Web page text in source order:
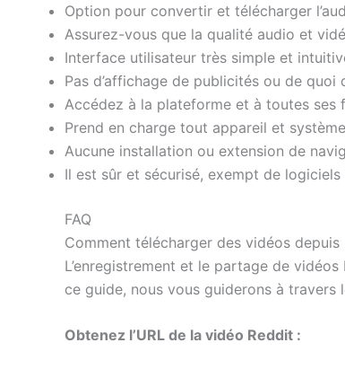
Option pour convertir et télécharger
Assurez-vous que la qualité audio et
Interface utilisateur très simple et
Pas d’affichage de publicités ou de
Accédez à la plateforme et à toutes ses
Prend en charge tout appareil et
Aucune installation ou extension de
Il est sûr et sécurisé, exempt de
FAQ
Comment télécharger des vidéos depuis
L’enregistrement et le partage de
ce guide, nous vous guiderons à
Obtenez l’URL de la vidéo Reddit :